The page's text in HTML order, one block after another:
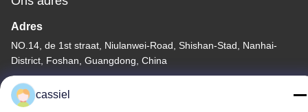
Adres
NO.14, de 1st straat, Niulanwei-Road, Shishan-Stad, Nanhai-
District, Foshan, Guangdong, China
Telefoon
86-139-2915-0962
cassiel